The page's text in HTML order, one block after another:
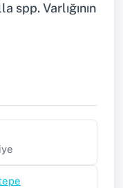
spp. Varlığının